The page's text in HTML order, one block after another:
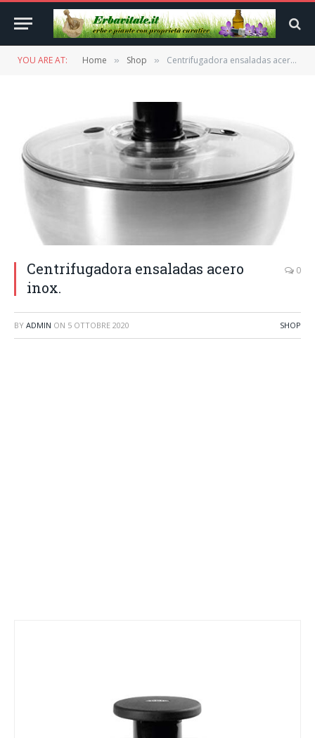
YOU ARE AT: Home » Shop » Centrifugadora ensaladas acero inox.
Centrifugadora ensaladas acero
inox.
0
BY ADMIN ON 5 OTTOBRE 2020 SHOP